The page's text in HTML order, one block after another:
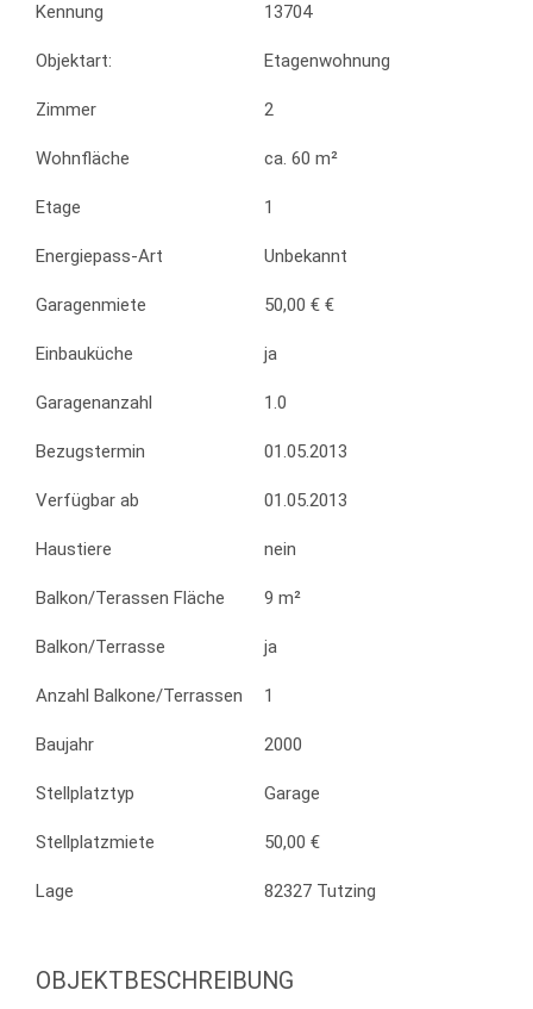
Kennung 13704
Objektart: Etagenwohnung
Zimmer 2
Wohnfläche ca. 60 m²
Etage 1
Energiepass-Art Unbekannt
Garagenmiete 50,00 € €
Einbauküche ja
Garagenanzahl 1.0
Bezugstermin 01.05.2013
Verfügbar ab 01.05.2013
Haustiere nein
Balkon/Terassen Fläche 9 m²
Balkon/Terrasse ja
Anzahl Balkone/Terrassen 1
Baujahr 2000
Stellplatztyp Garage
Stellplatzmiete 50,00 €
Lage 82327 Tutzing
OBJEKTBESCHREIBUNG